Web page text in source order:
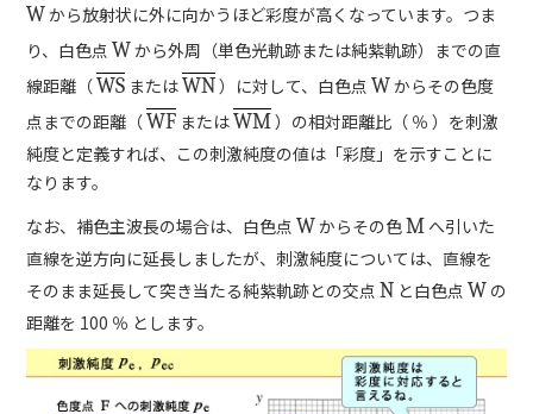
Wから放射状に外に向かうほど彩度が高くなっています。つま
り、白色点 Wから外周（単色光軌跡または純紫軌跡）までの直
線距離（WS またはWN）に対して、白色点 Wからその色度
点までの距離（WF またはWM）の相対距離比（ ％ ）を刺激
純度と定義すれば、この刺激純度の値は「彩度」を示すことに
なります。
なお、補色主波長の場合は、白色点 Wからその色M へ引いた
直線を逆方向に延長しましたが、刺激純度については、直線を
そのまま延長して突き当たる純紫軌跡との交点 N と白色点 W の
距離を 100 ％ とします。